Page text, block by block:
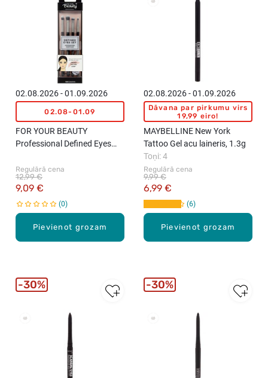
Pievienot grozam
02.08.2026 - 01.09.2026
02.08-01.09
FOR YOUR BEAUTY
Professional Defined Eyes
Cat Eyes", 4gab.
Regulārā cena
9,09 €
12,99 €
0
Pievienot grozam
02.08.2026 - 01.09.2026
Dāvana par pirkumu virs
19,99 eiro!
MAYBELLINE New York
Tattoo Gel acu laineris, 1.3g
Regulārā cena
6,99 €
9,99 €
Toņi: 4
6
30% 30%